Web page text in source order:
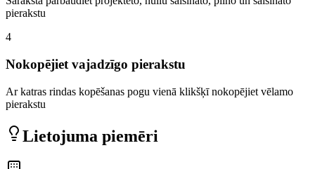
pierakstu
4
Nokopējiet vajadzīgo pierakstu
Ar katras rindas kopēšanas pogu vienā klikšķī nokopējiet vēlamo
pierakstu
Lietojuma piemēri